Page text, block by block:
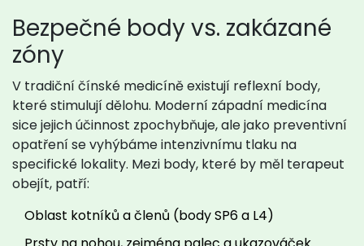
Bezpečné body vs. zakázané
zóny
V tradiční čínské medicíně existují reflexní body,
které stimulují dělohu. Moderní západní medicína
sice jejich účinnost zpochybňuje, ale jako preventivní
opatření se vyhýbáme intenzivnímu tlaku na
specifické lokality. Mezi body, které by měl terapeut
obejít, patří:
Oblast kotníků a členů (body SP6 a L4)